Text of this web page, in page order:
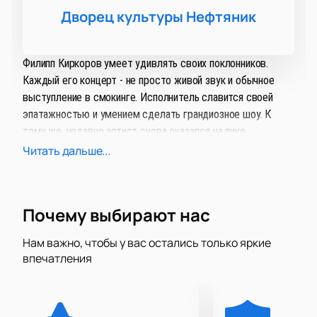
Дворец культуры Нефтяник
Филипп Киркоров умеет удивлять своих поклонников.
Каждый его концерт - не просто живой звук и обычное
выступление в смокинге. Исполнитель славится своей
эпатажностью и умением сделать грандиозное шоу. К
тому же, недавно артист снова оказался на пике
популярности - хит «Цвет настроения синий» побил все
«Я+R» — #ЦветНастроения». С одной стороны, это намек
на то, что она является логическим продолжением
предыдущей работы, а с другой, очевидно, что король
Филипп Киркоров был виртуозом хайпа задолго до того,
Читать дальше...
Почему выбирают нас
Нам важно, чтобы у вас остались только яркие
впечатления